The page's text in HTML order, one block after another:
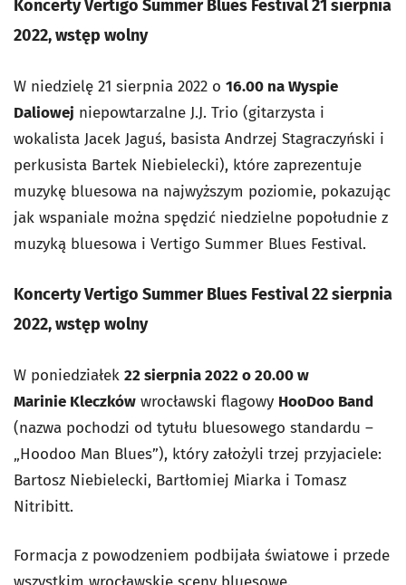
Koncerty Vertigo Summer Blues Festival 21 sierpnia
2022, wstęp wolny
W niedzielę 21 sierpnia 2022 o 16.00 na Wyspie
Daliowej niepowtarzalne J.J. Trio (gitarzysta i
wokalista Jacek Jaguś, basista Andrzej Stagraczyński i
perkusista Bartek Niebielecki), które zaprezentuje
muzykę bluesowa na najwyższym poziomie, pokazując
jak wspaniale można spędzić niedzielne popołudnie z
muzyką bluesowa i Vertigo Summer Blues Festival.
Koncerty Vertigo Summer Blues Festival 22 sierpnia
2022, wstęp wolny
W poniedziałek 22 sierpnia 2022 o 20.00 w
Marinie Kleczków wrocławski flagowy HooDoo Band
(nazwa pochodzi od tytułu bluesowego standardu –
„Hoodoo Man Blues”), który założyli trzej przyjaciele:
Bartosz Niebielecki, Bartłomiej Miarka i Tomasz
Nitribitt.
Formacja z powodzeniem podbijała światowe i przede